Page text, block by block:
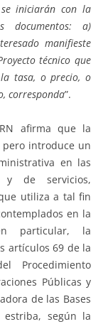
iniciarán con la
documentos: a)
manifieste
técnico que
tasa, o precio, o
corresponda”.
afirma que la
introduce un
en las
y de servicios,
utiliza a tal fin
en la
particular, la
artículos 69 de la
Procedimiento
Públicas y
de las Bases
estriba, según la